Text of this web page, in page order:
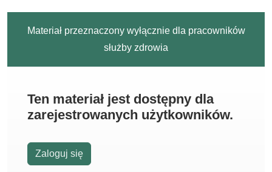
Materiał przeznaczony wyłącznie dla pracowników
służby zdrowia
Ten materiał jest dostępny dla
zarejestrowanych użytkowników.
Zaloguj się